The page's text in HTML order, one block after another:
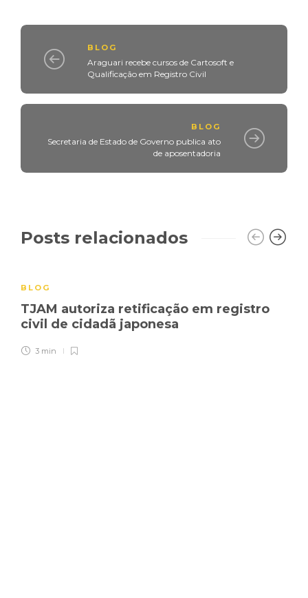
BLOG
Araguari recebe cursos de Cartosoft e
Qualificação em Registro Civil
BLOG
Secretaria de Estado de Governo publica ato
de aposentadoria
Posts relacionados
BLOG
TJAM autoriza retificação em registro
civil de cidadã japonesa
3 min